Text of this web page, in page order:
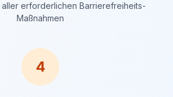
aller erforderlichen Barrierefreiheits-
Maßnahmen
4